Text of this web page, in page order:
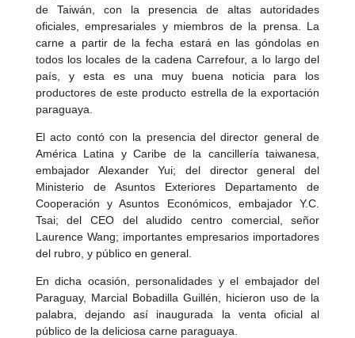
de Taiwán, con la presencia de altas autoridades
oficiales, empresariales y miembros de la prensa. La
carne a partir de la fecha estará en las góndolas en
todos los locales de la cadena Carrefour, a lo largo del
país, y esta es una muy buena noticia para los
productores de este producto estrella de la exportación
paraguaya.
El acto contó con la presencia del director general de
América Latina y Caribe de la cancillería taiwanesa,
embajador Alexander Yui; del director general del
Ministerio de Asuntos Exteriores Departamento de
Cooperación y Asuntos Económicos, embajador Y.C.
Tsai; del CEO del aludido centro comercial, señor
Laurence Wang; importantes empresarios importadores
del rubro, y público en general.
En dicha ocasión, personalidades y el embajador del
Paraguay, Marcial Bobadilla Guillén, hicieron uso de la
palabra, dejando así inaugurada la venta oficial al
público de la deliciosa carne paraguaya.